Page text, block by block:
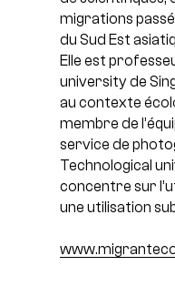
migrations
du Sud Est
Elle est
university de
au contexte
membre de
service de
Technological
concentre sur
une utilisation